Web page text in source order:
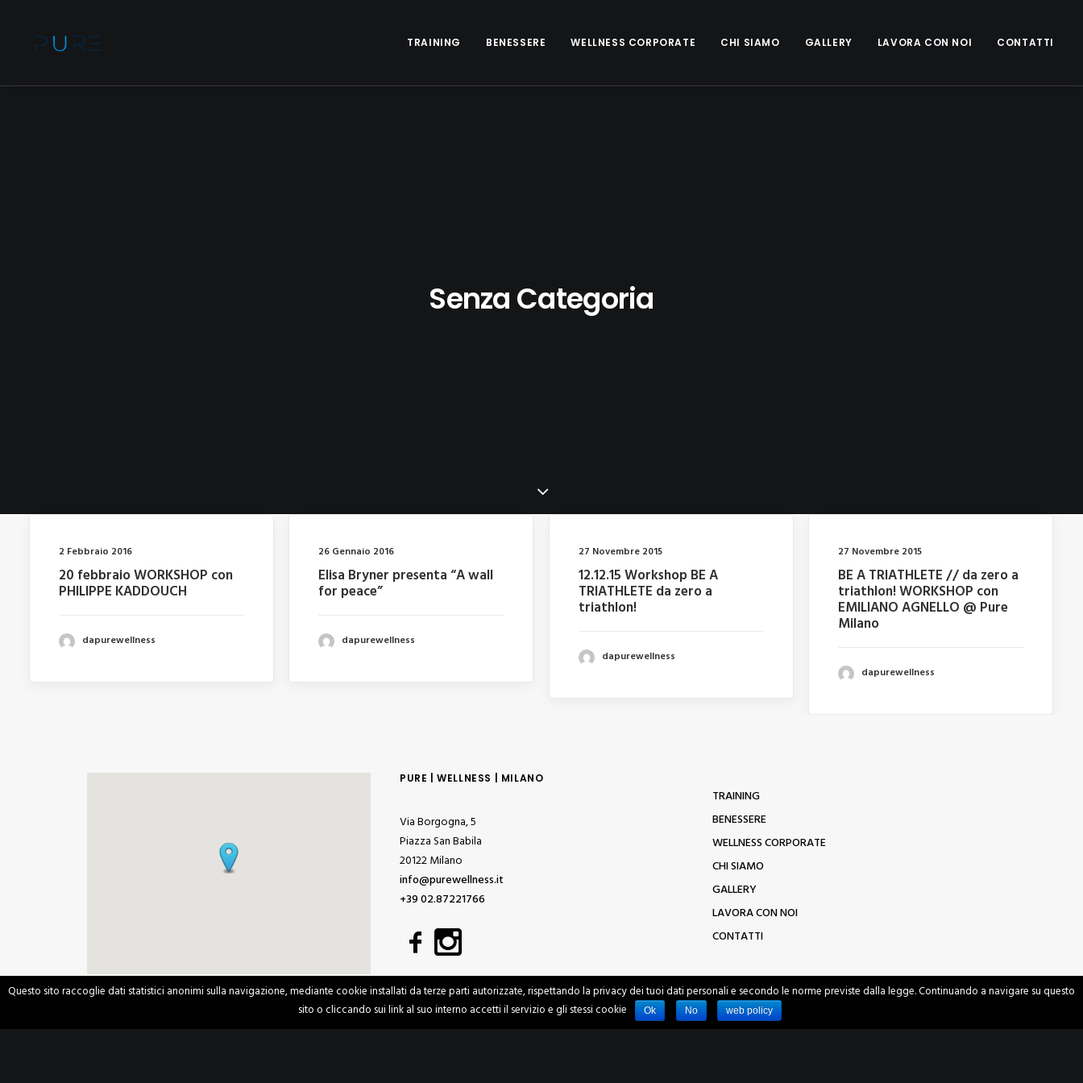
TRAINING BENESSERE WELLNESS CORPORATE CHI SIAMO GALLERY LAVORA CON NOI CONTATTI
Senza Categoria
2 Febbraio 2016
20 febbraio WORKSHOP con
PHILIPPE KADDOUCH
dapurewellness
26 Gennaio 2016
Elisa Bryner presenta “A wall
for peace”
dapurewellness
27 Novembre 2015
12.12.15 Workshop BE A
TRIATHLETE da zero a
triathlon!
dapurewellness
27 Novembre 2015
BE A TRIATHLETE // da zero a
triathlon! WORKSHOP con
EMILIANO AGNELLO @ Pure
Milano
dapurewellness
PURE | WELLNESS | MILANO
Via Borgogna, 5
Piazza San Babila
20122 Milano
info@purewellness.it
+39 02.87221766
TRAINING
BENESSERE
WELLNESS CORPORATE
CHI SIAMO
GALLERY
LAVORA CON NOI
CONTATTI
Questo sito raccoglie dati statistici anonimi sulla navigazione, mediante cookie installati da terze parti autorizzate, rispettando la privacy dei tuoi dati personali e secondo le norme previste dalla legge. Continuando a navigare su questo
sito o cliccando sui link al suo interno accetti il servizio e gli stessi cookie
Ok No web policy